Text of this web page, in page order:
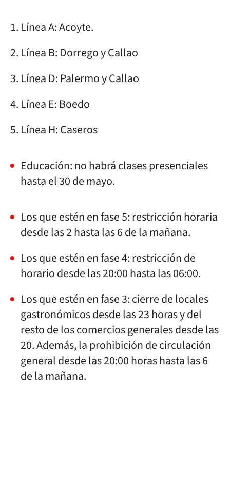
Línea A: Acoyte.
Línea B: Dorrego y Callao
Línea D: Palermo y Callao
Línea E: Boedo
Línea H: Caseros
Educación: no habrá clases presenciales
hasta el 30 de mayo.
Los que estén en fase 5: restricción horaria
desde las 2 hasta las 6 de la mañana.
Los que estén en fase 4: restricción de
horario desde las 20:00 hasta las 06:00.
Los que estén en fase 3: cierre de locales
gastronómicos desde las 23 horas y del
resto de los comercios generales desde las
20. Además, la prohibición de circulación
general desde las 20:00 horas hasta las 6
de la mañana.